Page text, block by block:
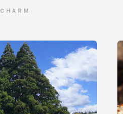
CHARM